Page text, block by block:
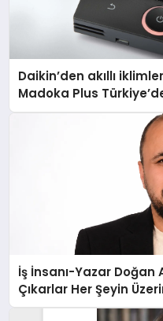
Daikin’den akıllı
Madoka Plus
İş İnsanı-Yazar Doğan
Çıkarlar Her Şeyin